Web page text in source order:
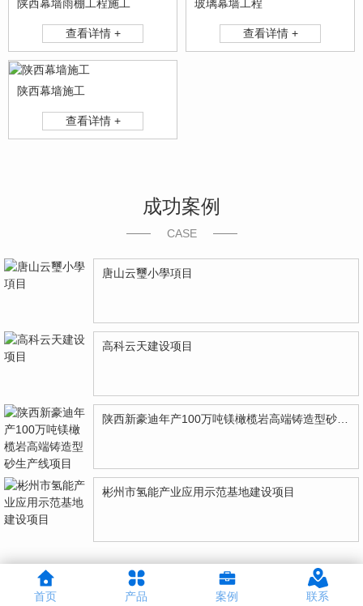
陕西幕墙雨棚工程施工
查看详情 +
玻璃幕墙工程
查看详情 +
陕西幕墙施工
查看详情 +
成功案例
CASE
唐山云璽小學項目
高科云天建设项目
彬州市氢能产业应用示范基地建设项目
首页 产品 案例 联系